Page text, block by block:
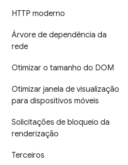
HTTP moderno
Árvore de dependência da
rede
Otimizar o tamanho do DOM
Otimizar janela de visualização
para dispositivos móveis
Solicitações de bloqueio da
renderização
Terceiros